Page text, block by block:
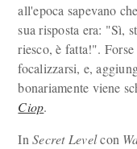
all'epoca sapevano
sua risposta era: "Sì,
riesco, è fatta!".
focalizzarsi, e,
bonariamente viene
Ciop.
InSecret Levelcon